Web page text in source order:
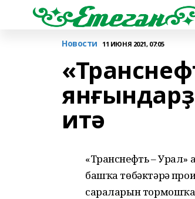
Новости 11 ИЮНЯ 2021, 07:05
итә
«Транснефть – Урал»
башҡа төбәктәрҙә
сараларын